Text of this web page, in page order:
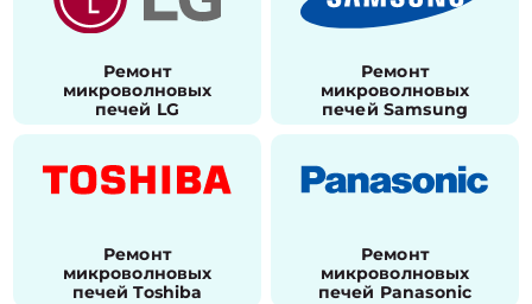
Ремонт
микроволновых
печей LG
Ремонт
микроволновых
печей Samsung
Ремонт
микроволновых
печей Toshiba
Ремонт
микроволновых
печей Panasonic